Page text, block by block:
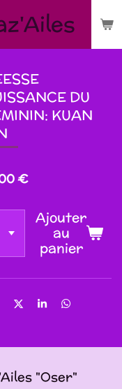
DU
KUAN
€
Ajouter
au
panier
P
a
r
P
a
e
r
P
a
r
"Oser"